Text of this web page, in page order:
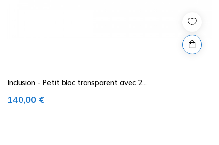
Inclusion - Petit bloc transparent avec 2...
Prix
140,00 €